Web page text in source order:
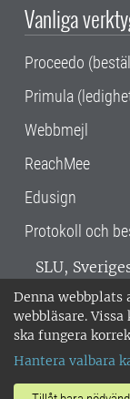
Denna webbplats
webbläsare.
ska fungera
Hantera valbara
Vanliga
Proceedo
Primula
Webbmejl
ReachMee
Edusign
Protokoll och
SLU,
verksamhet
Alnarp,
018-67 10